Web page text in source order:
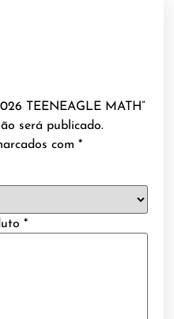
TEENEAGLE MATH”
será publicado.
com*
*